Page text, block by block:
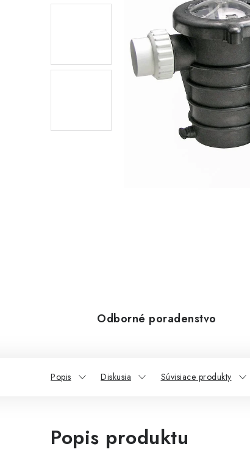
Odborné poradenstvo
Popis Diskusia Súvisiace produkty
Popis produktu